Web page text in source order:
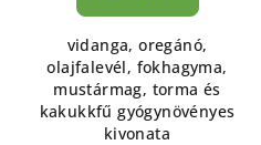
vidanga, oregánó,
olajfalevél, fokhagyma,
mustármag, torma és
kakukkfű gyógynövényes
kivonata